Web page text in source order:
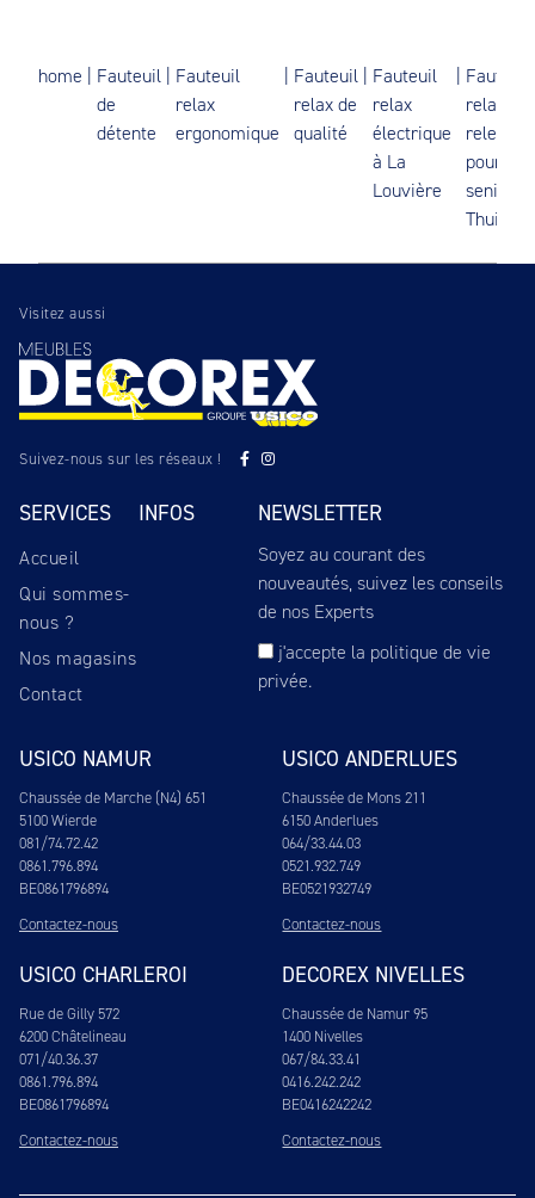
home
Fauteuil
de
détente
Fauteuil
relax
ergonomique
Fauteuil
relax de
qualité
Fauteuil
relax
électrique
à La
Louvière
Fauteuil
relax
releveur
pour
senior à
Thuin
Visitez aussi
Suivez-nous sur les réseaux !
SERVICES
Accueil
Qui sommes-
nous ?
Nos magasins
Contact
INFOS NEWSLETTER
Soyez au courant des
nouveautés, suivez les conseils
de nos Experts
j'accepte la politique de vie
privée.
USICO NAMUR
Chaussée de Marche (N4) 651
5100 Wierde
081/74.72.42
0861.796.894
BE0861796894
Contactez-nous
USICO ANDERLUES
Chaussée de Mons 211
6150 Anderlues
064/33.44.03
0521.932.749
BE0521932749
Contactez-nous
USICO CHARLEROI
Rue de Gilly 572
6200 Châtelineau
071/40.36.37
0861.796.894
BE0861796894
Contactez-nous
DECOREX NIVELLES
Chaussée de Namur 95
1400 Nivelles
067/84.33.41
0416.242.242
BE0416242242
Contactez-nous